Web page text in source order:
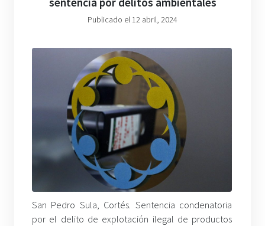
Publicado el 12 abril, 2024
San Pedro Sula, Cortés. Sentencia condenatoria
por el delito de explotación ilegal de productos